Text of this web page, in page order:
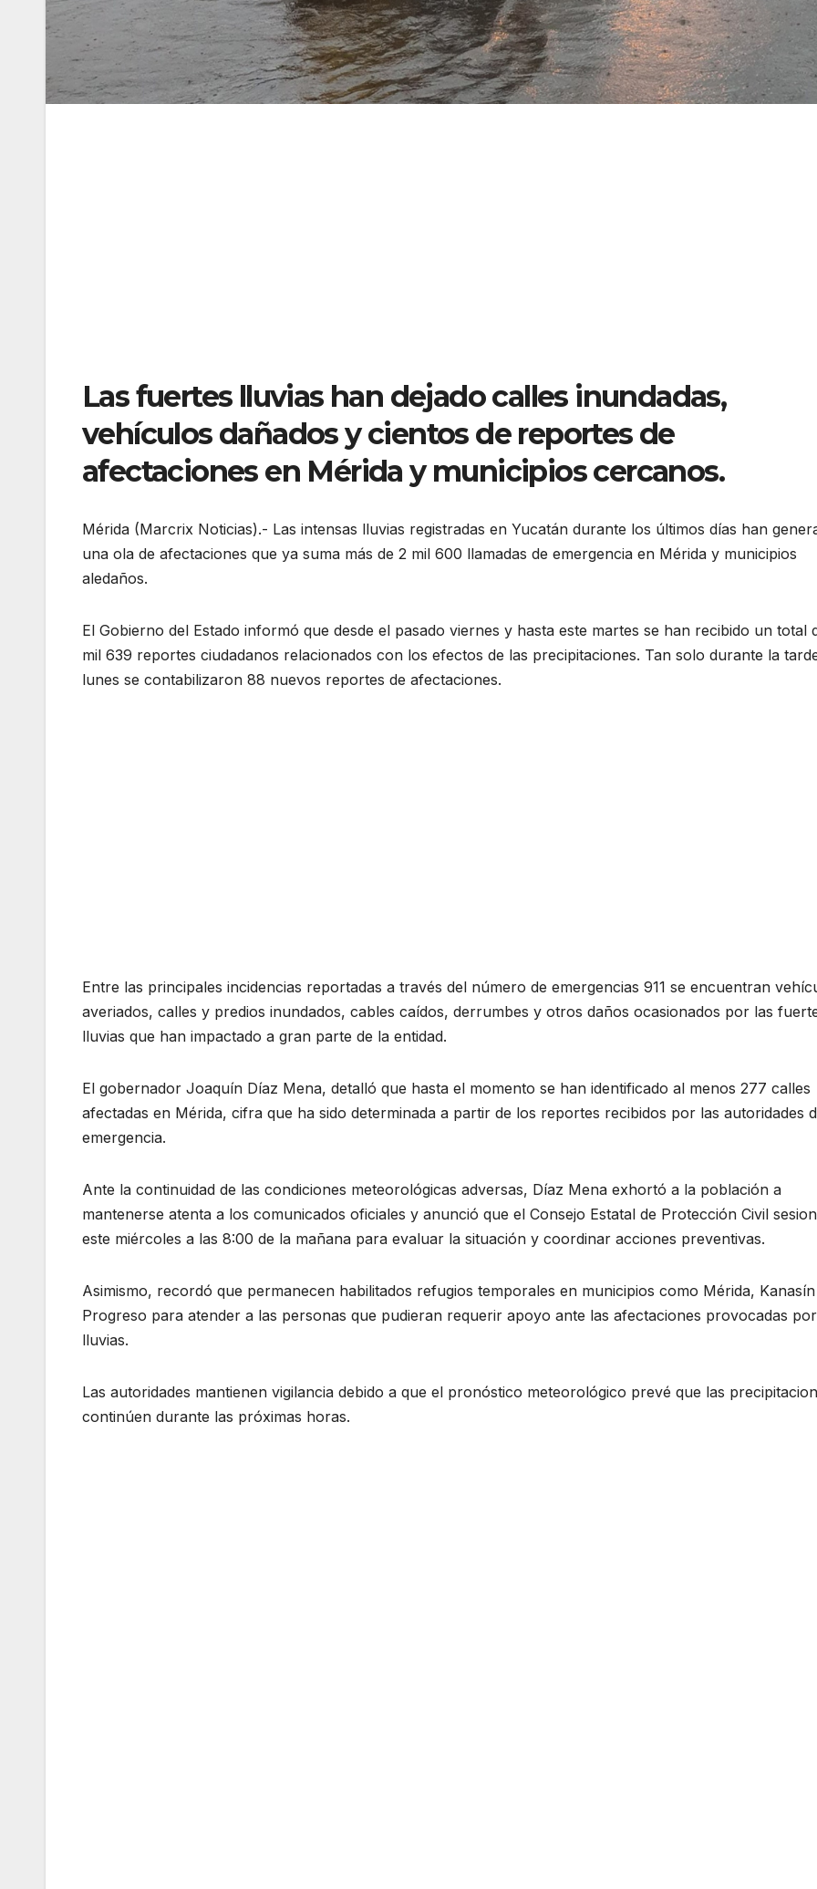
Las fuertes lluvias han dejado calles inundadas,
vehículos dañados y cientos de reportes de
afectaciones en Mérida y municipios cercanos.
Mérida (Marcrix Noticias).- Las intensas lluvias registradas en Yucatán durante los últimos días han
una ola de afectaciones que ya suma más de 2 mil 600 llamadas de emergencia en Mérida y municipios
aledaños.
El Gobierno del Estado informó que desde el pasado viernes y hasta este martes se han recibido un total
mil 639 reportes ciudadanos relacionados con los efectos de las precipitaciones. Tan solo durante la
lunes se contabilizaron 88 nuevos reportes de afectaciones.
Entre las principales incidencias reportadas a través del número de emergencias 911 se encuentran
averiados, calles y predios inundados, cables caídos, derrumbes y otros daños ocasionados por las
lluvias que han impactado a gran parte de la entidad.
El gobernador Joaquín Díaz Mena, detalló que hasta el momento se han identificado al menos 277 calles
afectadas en Mérida, cifra que ha sido determinada a partir de los reportes recibidos por las autoridades
emergencia.
Ante la continuidad de las condiciones meteorológicas adversas, Díaz Mena exhortó a la población a
mantenerse atenta a los comunicados oficiales y anunció que el Consejo Estatal de Protección Civil
este miércoles a las 8:00 de la mañana para evaluar la situación y coordinar acciones preventivas.
Asimismo, recordó que permanecen habilitados refugios temporales en municipios como Mérida,
Progreso para atender a las personas que pudieran requerir apoyo ante las afectaciones provocadas
lluvias.
Las autoridades mantienen vigilancia debido a que el pronóstico meteorológico prevé que las
continúen durante las próximas horas.